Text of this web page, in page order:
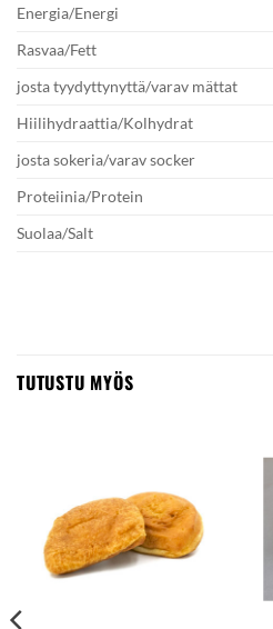
Energia/Energi
Rasvaa/Fett
josta tyydyttynyttä/varav mättat
Hiilihydraattia/Kolhydrat
josta sokeria/varav socker
Proteiinia/Protein
Suolaa/Salt
TUTUSTU MYÖS